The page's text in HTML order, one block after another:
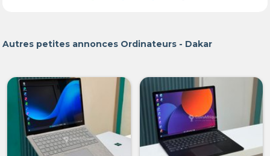
Autres petites annonces Ordinateurs - Dakar